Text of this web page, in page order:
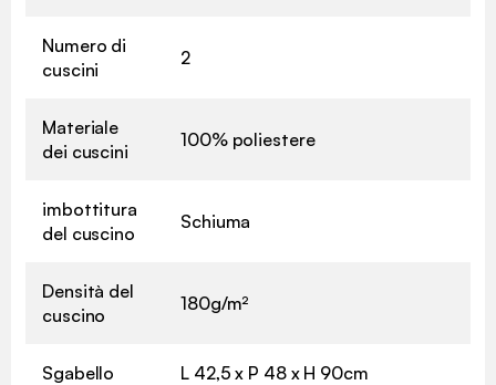
Numero di
cuscini
2
Materiale
dei cuscini
100% poliestere
imbottitura
del cuscino
Schiuma
Densità del
cuscino
180g/m²
Sgabello L 42,5 x P 48 x H 90cm